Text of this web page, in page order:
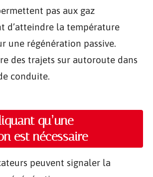
pas aux gaz
d’atteindre la température
une régénération passive.
des trajets sur autoroute dans
conduite.
qu’une
est nécessaire
peuvent signaler la